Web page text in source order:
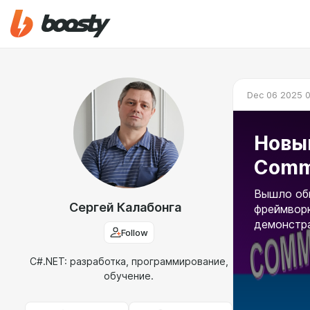
Сергей Калабонга
Follow
C#.NET: разработка, программирование,
обучение.
Dec 06 2025
Вышло